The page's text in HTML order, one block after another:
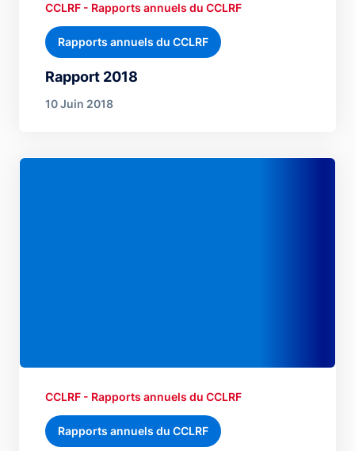
Rapport 2018
CCLRF - Rapports annuels du CCLRF
Rapports annuels du CCLRF
10 Juin 2018
CCLRF - Rapports annuels du CCLRF
Rapports annuels du CCLRF